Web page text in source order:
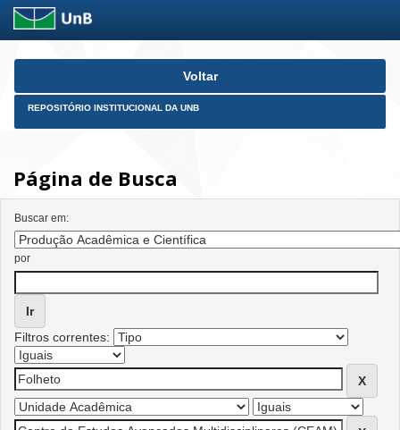
Skip
Voltar
REPOSITÓRIO INSTITUCIONAL DA UNB
Página de Busca
Buscar em:
por
Filtros correntes: